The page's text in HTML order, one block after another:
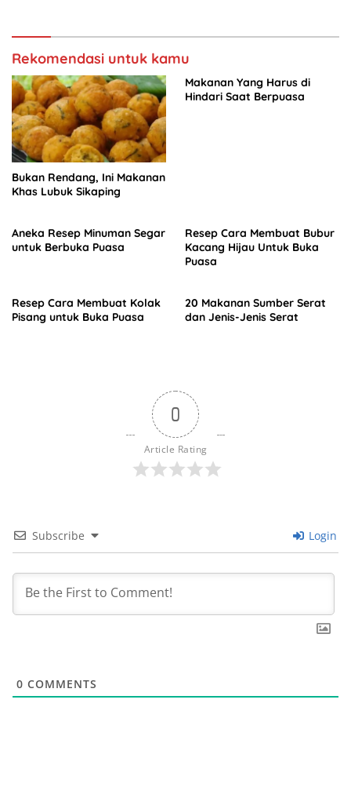
Rekomendasi untuk kamu
Bukan Rendang, Ini Makanan
Khas Lubuk Sikaping
Makanan Yang Harus di
Hindari Saat Berpuasa
Aneka Resep Minuman Segar
untuk Berbuka Puasa
Resep Cara Membuat Bubur
Kacang Hijau Untuk Buka
Puasa
Resep Cara Membuat Kolak
Pisang untuk Buka Puasa
20 Makanan Sumber Serat
dan Jenis-Jenis Serat
0
Article Rating
Subscribe Login
0 COMMENTS